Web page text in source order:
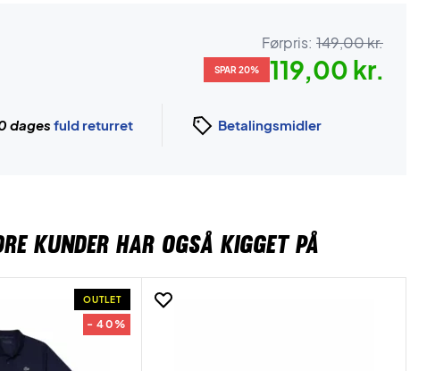
Førpris: 149,00 kr.
SPAR 20% 119,00 kr.
dages fuld returret Betalingsmidler
KUNDER HAR OGSÅ KIGGET PÅ
OUTLET
- 40%